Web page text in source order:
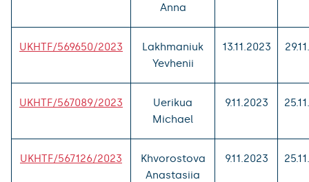
Anna
UKHTF/569650/2023
Lakhmaniuk
Yevhenii
13.11.2023
UKHTF/567089/2023
Uerikua
Michael
9.11.2023
UKHTF/567126/2023
Khvorostova
Anastasiia
9.11.2023